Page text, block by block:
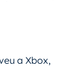
a Xbox,